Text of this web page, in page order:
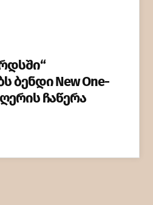
ბენდი New One-
ჩაწერა